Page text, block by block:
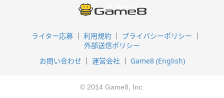
ライター応募 利用規約
プライバシーポリシー
外部送信ポリシー
お問い合わせ
運営会社 Game8 (English)
© 2014 Game8, Inc.